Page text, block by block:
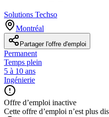
Solutions Techso
Montréal
Partager l'offre d'emploi
Permanent
Temps plein
5 à 10 ans
Ingénierie
Offre d’emploi inactive
Cette offre d’emploi n’est plus